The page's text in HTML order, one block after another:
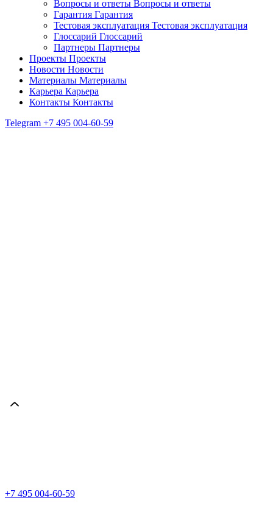
Вопросы и ответы Вопросы и ответы
Гарантия Гарантия
Тестовая эксплуатация Тестовая эксплуатация
Глоссарий Глоссарий
Партнеры Партнеры
Проекты Проекты
Новости Новости
Материалы Материалы
Карьера Карьера
Контакты Контакты
Telegram +7 495 004-60-59
+7 495 004-60-59